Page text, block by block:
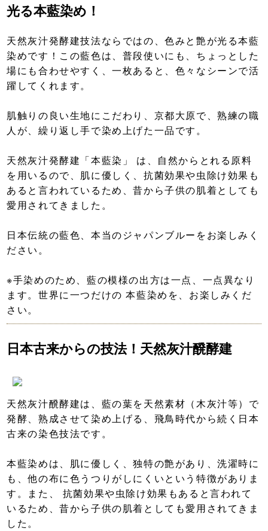
光る本藍染め！
天然灰汁発酵建技法ならではの、色みと艶が光る本藍
染めです！この藍色は、普段使いにも、ちょっとした
場にも合わせやすく、一枚あると、色々なシーンで活
躍してくれます。
肌触りの良い生地にこだわり、京都大原で、熟練の職
人が、繰り返し手で染め上げた一品です。
天然灰汁発酵建「本藍染」 は、自然からとれる原料
を用いるので、肌に優しく、抗菌効果や虫除け効果も
あると言われているため、昔から子供の肌着としても
愛用されてきました。
日本伝統の藍色、本当のジャパンブルーをお楽しみく
ださい。
※手染めのため、藍の模様の出方は一点、一点異なり
ます。世界に一つだけの 本藍染めを、お楽しみくだ
さい。
日本古来からの技法！天然灰汁醗酵建
天然灰汁醗酵建は、藍の葉を天然素材（木灰汁等）で
発酵、熟成させて染め上げる、飛鳥時代から続く日本
古来の染色技法です。
本藍染めは、肌に優しく、独特の艶があり、洗濯時に
も、他の布に色うつりがしにくいという特徴がありま
す。また、 抗菌効果や虫除け効果もあると言われて
いるため、昔から子供の肌着としても愛用されてきま
した。